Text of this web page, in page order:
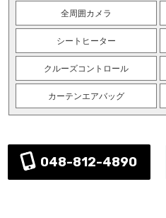
全周囲カメラ
シートヒーター
クルーズコントロール
カーテンエアバッグ
048-812-4890